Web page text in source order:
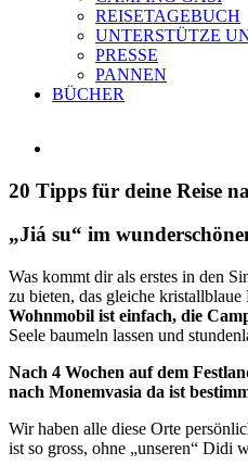
REISETAGEBUCH
UNTERSTÜTZE
PRESSE
PANNEN
BÜCHER
Bild
20 Tipps für deine Reise
„Jiá su“ im
Was kommt dir als erstes in den
zu bieten, das gleiche
Wohnmobil ist einfach, die
Seele baumeln lassen und
Nach 4 Wochen auf dem
nach Monemvasia da ist
Wir haben alle diese Orte
ist so gross, ohne „unseren“ Didi